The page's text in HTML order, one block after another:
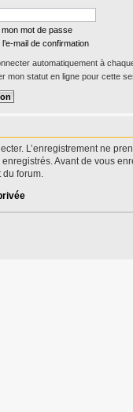
mon mot de passe
mail de confirmation
automatiquement à
mon statut en ligne pour cette
L’enregistrement ne
Avant de vous
forum.